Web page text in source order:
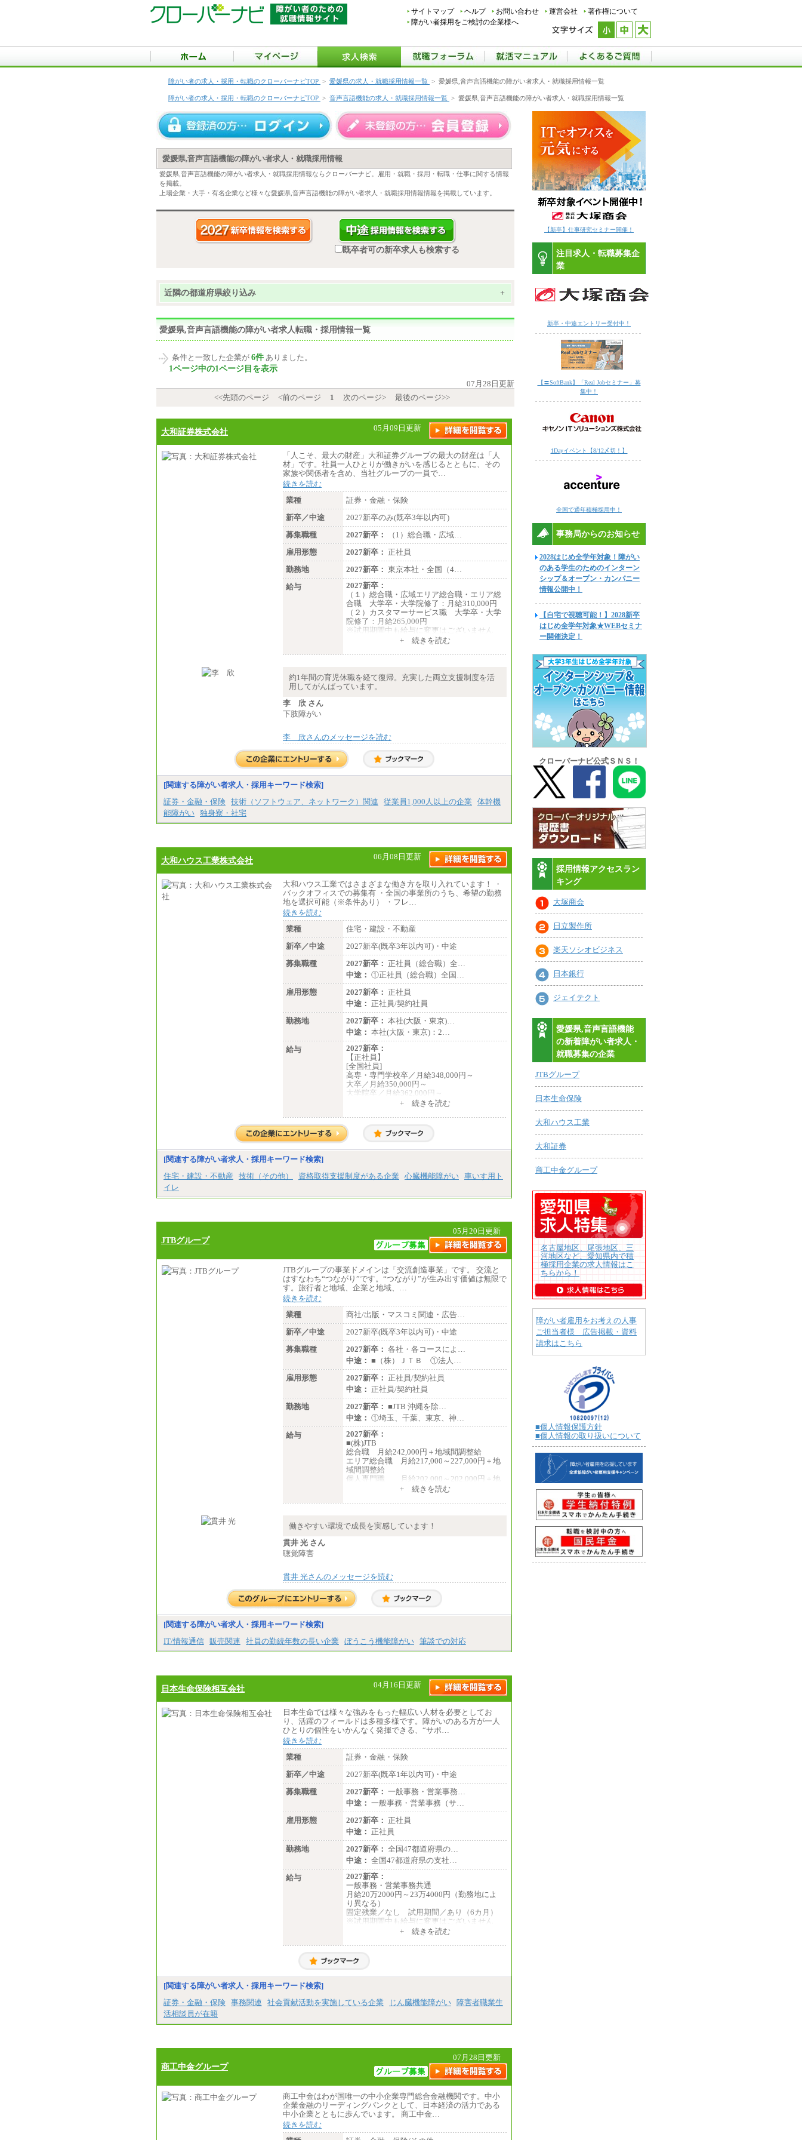
サイトマップ ヘルプ お問い合わせ 運営会社
著作権について
障がい者採用をご検討の企業様へ
障がい者の求人・採用・転職のクローバーナビTOP > 愛媛県の求人・就職採用情報一覧 > 愛媛県,音声言語機能の障がい者求人・就職採用情報一覧
障がい者の求人・採用・転職のクローバーナビTOP > 音声言語機能の求人・就職採用情報一覧 > 愛媛県,音声言語機能の障がい者求人・就職採用情報一覧
愛媛県,音声言語機能の障がい者求人・就職採用情報
愛媛県,音声言語機能の障がい者求人・就職採用情報ならクローバーナビ。雇用・就職・採用・転職・仕事に関する情報
を掲載。
上場企業・大手・有名企業など様々な愛媛県,音声言語機能の障がい者求人・就職採用情報情報を掲載しています。
既卒者可の新卒求人も検索する
近隣の都道府県絞り込み +
愛媛県,音声言語機能の障がい者求人転職・採用情報一覧
条件と一致した企業が 6件 ありました。
1ページ中の1ページ目を表示
07月28日更新
<<先頭のページ
<前のページ 1 次のページ> 最後のページ>>
大和証券株式会社 05月09日更新
「人こそ、最大の財産」大和証券グループの最大の財産は「人
材」です。社員一人ひとりが働きがいを感じるとともに、その
家族や関係者を含め、当社グループの一員で…
続きを読む
業種
証券・金融・保険
新卒／中途
2027新卒のみ(既卒3年以内可)
募集職種
2027新卒：
（1）総合職・広域…
雇用形態
2027新卒： 正社員
勤務地
2027新卒： 東京本社・全国（4…
給与
2027新卒：
（１）総合職・広域エリア総合職・エリア総
合職 大学卒・大学院修了：月給310,000円
（２）カスタマーサービス職 大学卒・大学
院修了：月給265,000円
※試用期間中も給与に変更はございません
+ 続きを読む
約1年間の育児休職を経て復帰。充実した両立支援制度を活
用してがんばっています。
李 欣 さん
下肢障がい
李 欣さんのメッセージを読む
[関連する障がい者求人・採用キーワード検索]
証券・金融・保険 技術（ソフトウェア、ネットワーク）関連 従業員1,000人以上の企業
体幹機
能障がい 独身寮・社宅
大和ハウス工業株式会社 06月08日更新
大和ハウス工業ではさまざまな働き方を取り入れています！ ・
バックオフィスでの募集有 ・全国の事業所のうち、希望の勤務
地を選択可能（※条件あり） ・フレ…
続きを読む
業種
住宅・建設・不動産
新卒／中途
2027新卒(既卒3年以内可)・中途
募集職種
2027新卒： 正社員（総合職）全…
中途： ①正社員（総合職）全国…
雇用形態
2027新卒： 正社員
中途： 正社員/契約社員
勤務地
2027新卒： 本社(大阪・東京)…
中途： 本社(大阪・東京)：2…
給与
2027新卒：
【正社員】
[全国社員]
高専・専門学校卒／月給348,000円～
大卒／月給350,000円～
大学院卒／月給362,000円～
[地域社員]月給295,000円～
【正社員】
[全国社員]月給348,000円～
[地域社員]月給295,000円～
+ 続きを読む
[関連する障がい者求人・採用キーワード検索]
住宅・建設・不動産
技術（その他） 資格取得支援制度がある企業 心臓機能障がい 車いす用ト
イレ
JTBグループ
05月20日更新
JTBグループの事業ドメインは「交流創造事業」です。 交流と
はすなわち“つながり”です。“つながり”が生み出す価値は無限で
す。旅行者と地域、企業と地域、…
続きを読む
業種
商社/出版・マスコミ関連・広告…
新卒／中途
2027新卒(既卒3年以内可)・中途
募集職種
2027新卒： 各社・各コースによ…
中途： ■（株）ＪＴＢ ①法人…
雇用形態
2027新卒： 正社員/契約社員
中途： 正社員/契約社員
勤務地
2027新卒： ■JTB 沖縄を除…
中途： ①埼玉、千葉、東京、神…
給与
2027新卒：
■(株)JTB
総合職 月給242,000円＋地域間調整給
エリア総合職 月給217,000～227,000円＋地
域間調整給
個人専門職 月給202,000～202,000円＋地
※詳細はJTBキャリアサイトよりご確認くだ
さい。
■(株)JTB商事
総合職 月給208,000～235,000円
■(株)JTBパブリッシング ※2027年新卒募集
終了
総合職 月給271,000円
整給
エリア総合職 月給206,000円～214,000＋地
さい。
■(株)JTBコミュニケーションデザイン
総合職 月給230,000円
みなし残業手当：20,000円（一律支給）※
みなし残業手当の残業時間は10.43時間。
※超過勤務手当：みなし残業時間を超える
エリアサポート職 月給188,000円
※超過勤務手当：残業時間については全額
時間外手当を支給。
■（株）JTBグローバルマーケティング＆トラ
ベル
総合職 月給242,000円＋地域間調整給
訪日事業職 月給202,000～227,000円＋地域
間調整給
※詳細はJTBキャリアサイトよりご確認くだ
さい。
■(株)JTBビジネストランスフォーム
総合職 月給205,000～225,000円＋地域間調
整給
エリア総合職 月給185,000円＋地域間調整
給
※詳細はJTBキャリアサイトよりご確認くだ
さい。
■(株)JTBデータサービス ※2027年新卒募集
終了
※詳細はJTBキャリアサイトよりご確認くだ
総合職 月給224,500～242,600円＋地域手当
※詳細はJTBキャリアサイトよりご確認くだ
※詳細はJTBキャリアサイトよりご確認くだ
■(株)JTBパブリッシング ※2027年新卒募集
終了
総合職 月給241,000円
中途：
②月給212,000円以上
+ 続きを読む
働きやすい環境で成長を実感しています！
貫井 光 さん
聴覚障害
貫井 光さんのメッセージを読む
[関連する障がい者求人・採用キーワード検索]
IT/情報通信
販売関連 社員の勤続年数の長い企業 ぼうこう機能障がい 筆談での対応
日本生命保険相互会社 04月16日更新
日本生命では様々な強みをもった幅広い人材を必要としてお
り、活躍のフィールドは多種多様です。障がいのある方が一人
ひとりの個性をいかんなく発揮できる、“サポ…
続きを読む
業種
証券・金融・保険
新卒／中途
2027新卒(既卒1年以内可)・中途
募集職種
2027新卒： 一般事務・営業事務…
中途： 一般事務・営業事務（サ…
雇用形態
2027新卒： 正社員
中途： 正社員
勤務地
2027新卒： 全国47都道府県の…
中途： 全国47都道府県の支社…
給与
2027新卒：
一般事務・営業事務共通
月給20万2000円～23万4000円（勤務地によ
り異なる）
固定残業／なし 試用期間／あり（6カ月）
※試用期間中も給与に変更はございません
一般事務・営業事務共通
月給20万2000円～23万4000円（勤務地によ
り異なる）
固定残業／なし 試用期間／あり（6か月）
※試用期間中も給与に変更はございません。
+ 続きを読む
[関連する障がい者求人・採用キーワード検索]
証券・金融・保険 事務関連 社会貢献活動を実施している企業 じん臓機能障がい
障害者職業生
活相談員が在籍
商工中金グループ
07月28日更新
商工中金はわが国唯一の中小企業専門総合金融機関です。中小
企業金融のリーディングバンクとして、日本経済の活力である
中小企業とともに歩んでいます。 商工中金…
続きを読む
【新卒】仕事研究セミナー開催！
注目求人・転職募集企
業
新卒・中途エントリー受付中！
【〓SoftBank】「Real Jobセミナー」募
集中！
1Dayイベント【8/12〆切！】
全国で通年積極採用中！
事務局からのお知らせ
2028はじめ全学年対象！障がい
のある学生のためのインターン
シップ＆オープン・カンパニー
情報公開中！
【自宅で視聴可能！】2028新卒
はじめ全学年対象★WEBセミナ
ー開催決定！
クローバーナビ公式ＳＮＳ！
採用情報アクセスラン
キング
大塚商会
日立製作所
楽天ソシオビジネス
日本銀行
ジェイテクト
愛媛県,音声言語機能
の新着障がい者求人・
就職募集の企業
JTBグループ
日本生命保険
大和ハウス工業
大和証券
商工中金グループ
名古屋地区、尾張地区、三
河地区など、愛知県内で積
極採用企業の求人情報はこ
ちらから！
障がい者雇用をお考えの人事
ご担当者様 広告掲載・資料
請求はこちら
■個人情報保護方針
■個人情報の取り扱いについて